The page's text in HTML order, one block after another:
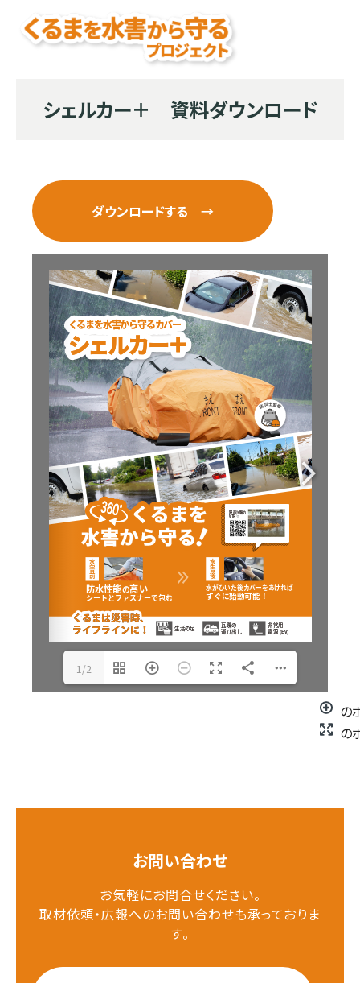
シェルカー＋ 資料ダウンロード
ダウンロードする →
1/2
の
の
お問い合わせ
お気軽にお問合せください。
取材依頼・広報へのお問い合わせも承っておりま
す。